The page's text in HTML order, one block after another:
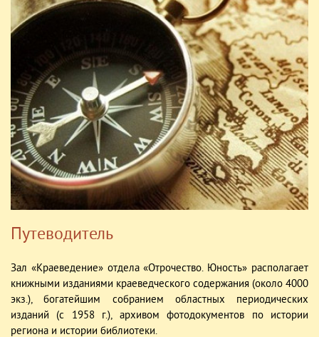
Путеводитель
Зал «Краеведение» отдела «Отрочество. Юность» располагает
книжными изданиями краеведческого содержания (около 4000
экз.), богатейшим собранием областных периодических
изданий (с 1958 г.), архивом фотодокументов по истории
региона и истории библиотеки.